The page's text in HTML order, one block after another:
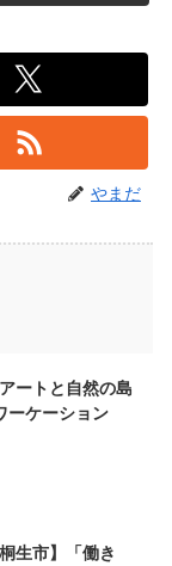
やまだ
ートと自然の島
ーケーション
生市】「働き